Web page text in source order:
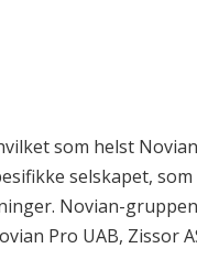
som helst
selskapet,
Novian-
Pro UAB, Zissor